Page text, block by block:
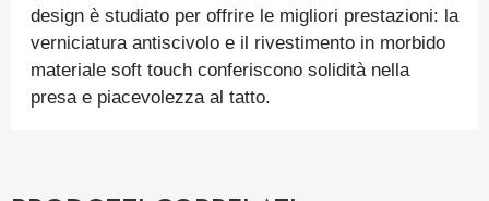
design è studiato per offrire le migliori prestazioni: la
verniciatura antiscivolo e il rivestimento in morbido
materiale soft touch conferiscono solidità nella
presa e piacevolezza al tatto.